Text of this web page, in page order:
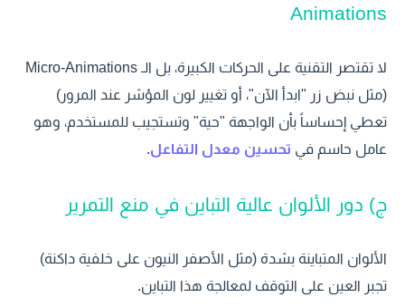
Animations
لا تقتصر التقنية على الحركات الكبيرة، بل الـ Micro-Animations
(مثل نبض زر "ابدأ الآن"، أو تغيير لون المؤشر عند المرور)
تعطي إحساساً بأن الواجهة "حية" وتستجيب للمستخدم، وهو
عامل حاسم فيتحسين معدل التفاعل.
ج) دور الألوان عالية التباين في منع التمرير
الألوان المتباينة بشدة (مثل الأصفر النيون على خلفية داكنة)
تجبر العين على التوقف لمعالجة هذا التباين.